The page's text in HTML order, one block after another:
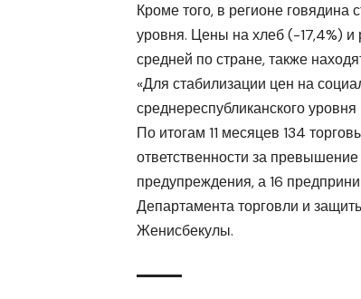
Кроме того, в регионе говядина
уровня. Цены на хлеб (-17,4%) и
средней по стране, также
«Для стабилизации цен на
среднереспубликанского
По итогам 11 месяцев 134
ответственности за
предупреждения, а 16
Департамента торговли и
Женисбекулы.